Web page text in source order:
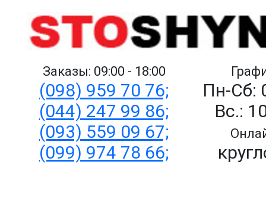
Заказы: 09:00 - 18:00
(098) 959 70 76;
(044) 247 99 86;
(093) 559 09 67;
(099) 974 78 66;
Пн-Сб:
Вс.: